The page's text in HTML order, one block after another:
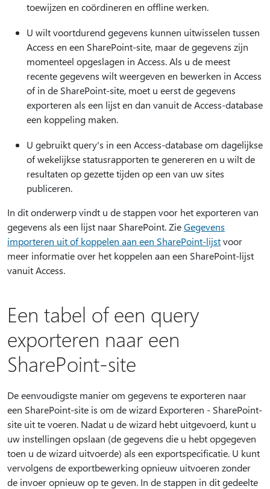
toewijzen en coördineren en offline werken.
U wilt voortdurend gegevens kunnen uitwisselen tussen
Access en een SharePoint-site, maar de gegevens zijn
momenteel opgeslagen in Access. Als u de meest
recente gegevens wilt weergeven en bewerken in Access
of in de SharePoint-site, moet u eerst de gegevens
exporteren als een lijst en dan vanuit de Access-database
een koppeling maken.
U gebruikt query's in een Access-database om dagelijkse
of wekelijkse statusrapporten te genereren en u wilt de
resultaten op gezette tijden op een van uw sites
publiceren.
In dit onderwerp vindt u de stappen voor het exporteren van
gegevens als een lijst naar SharePoint. ZieGegevens
importeren uit of koppelen aan een SharePoint-lijstvoor
meer informatie over het koppelen aan een SharePoint-lijst
vanuit Access.
Een tabel of een query
exporteren naar een
SharePoint-site
De eenvoudigste manier om gegevens te exporteren naar
een SharePoint-site is om de wizard Exporteren - SharePoint-
site uit te voeren. Nadat u de wizard hebt uitgevoerd, kunt u
uw instellingen opslaan (de gegevens die u hebt opgegeven
toen u de wizard uitvoerde) als een exportspecificatie. U kunt
vervolgens de exportbewerking opnieuw uitvoeren zonder
de invoer opnieuw op te geven. In de stappen in dit gedeelte